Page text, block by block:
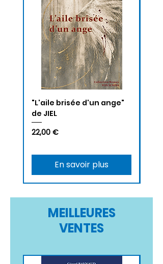
"L'aile brisée d'un ange"
de JIEL
Prix
22,00 €
En savoir plus
MEILLEURES
VENTES